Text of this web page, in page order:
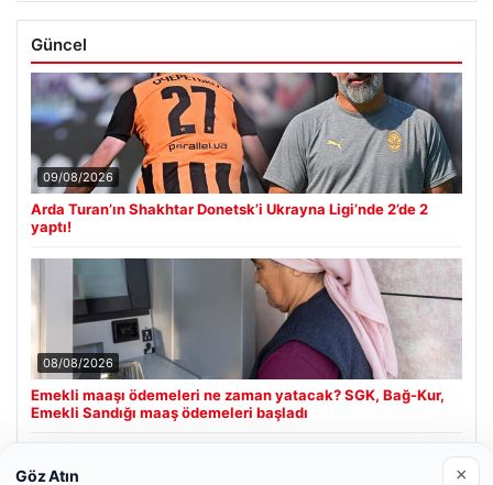
Güncel
09/08/2026
Arda Turan’ın Shakhtar Donetsk’i Ukrayna Ligi’nde 2’de 2
yaptı!
08/08/2026
Emekli maaşı ödemeleri ne zaman yatacak? SGK, Bağ-Kur,
Emekli Sandığı maaş ödemeleri başladı
Göz Atın ×